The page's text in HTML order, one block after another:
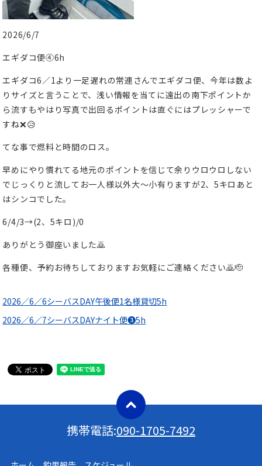
2026/6/7
エギダコ便④6h
エギダコ6／1より一足遅れの常連さんでエギダコ便、今年は数よ
りサイズと言うことで、浅い情報を当てに遠出の南下ポイントか
ら流すもやはり写真で出回るポイントは直ぐにはプレッシャーで
すね❌😥
てな事で燃料と時間のロス。
早めにやり慣れてる地元のポイントを信じて余りウロウロしない
でじっくりと流してお一人様以外大〜小有りますが2、5キロあと
はシンコでした。
6/4/3→(2、5キロ)/0
ありがとう御座いました🙇
各種便、予約お待ちしておりますお気軽にご連絡ください🙇🫡
2026／6／6シーバスDAY午後便1名様貸切5h
2026／6／7シーバスDAYナイト便❸5h
携帯電話:090-1705-7492